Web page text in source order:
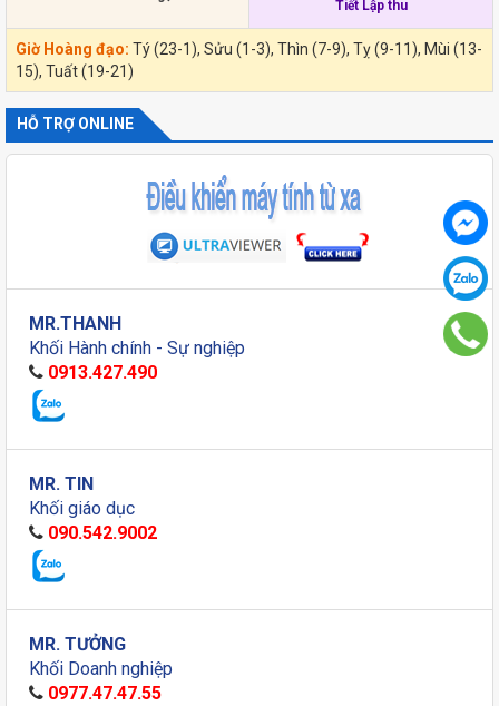
Tiết Lập thu
Giờ Hoàng đạo: Tý (23-1), Sửu (1-3), Thìn (7-9), Tỵ (9-11), Mùi (13-
15), Tuất (19-21)
HỖ TRỢ ONLINE
MR.THANH
Khối Hành chính - Sự nghiệp
0913.427.490
MR. TIN
Khối giáo dục
090.542.9002
MR. TƯỞNG
Khối Doanh nghiệp
0977.47.47.55